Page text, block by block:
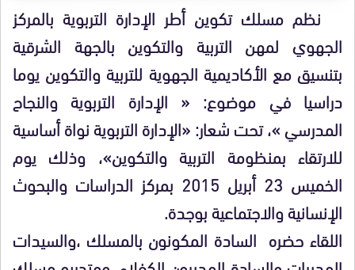
نظم مسلك تكوين أطر الإدارة التربوية بالمركز
الجهوي لمهن التربية والتكوين بالجهة الشرقية
بتنسيق مع الأكاديمية الجهوية للتربية والتكوين يوما
دراسيا في موضوع: « الإدارة التربوية والنجاح
المدرسي »، تحت شعار: «الإدارة التربوية نواة أساسية
للارتقاء بمنظومة التربية والتكوين»، وذلك يوم
الخميس 23 أبريل 2015 بمركز الدراسات والبحوث
الإنسانية والاجتماعية بوجدة.
اللقاء حضره السادة المكونون بالمسلك ،والسيدات